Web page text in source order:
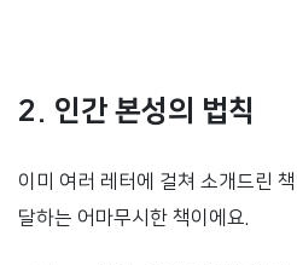
2. 인간 본성의 법칙
이미 여러 레터에 걸쳐 소개드린
달하는 어마무시한 책이에요.